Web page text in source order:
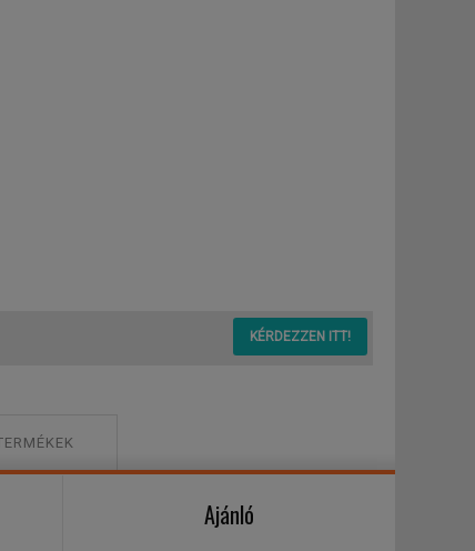
KÉRDEZZEN ITT!
Ajánló